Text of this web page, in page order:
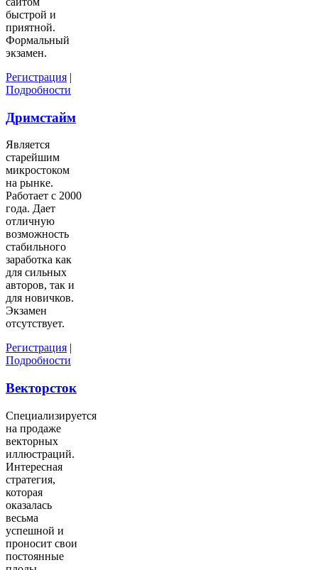
быстрой и
приятной.
Формальный
экзамен.
Регистрация |
Подробности
Дримстайм
Является
старейшим
микростоком
на рынке.
Работает с 2000
года. Дает
отличную
возможность
стабильного
заработка как
для сильных
авторов, так и
для новичков.
Экзамен
отсутствует.
Регистрация |
Подробности
Векторсток
Специализируется
на продаже
векторных
иллюстраций.
Интересная
стратегия,
которая
оказалась
весьма
успешной и
проносит свои
постоянные